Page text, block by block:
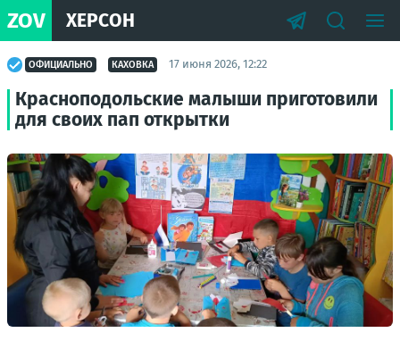
ZOV ХЕРСОН
ОФИЦИАЛЬНО КАХОВКА 17 июня 2026, 12:22
Красноподольские малыши приготовили
для своих пап открытки